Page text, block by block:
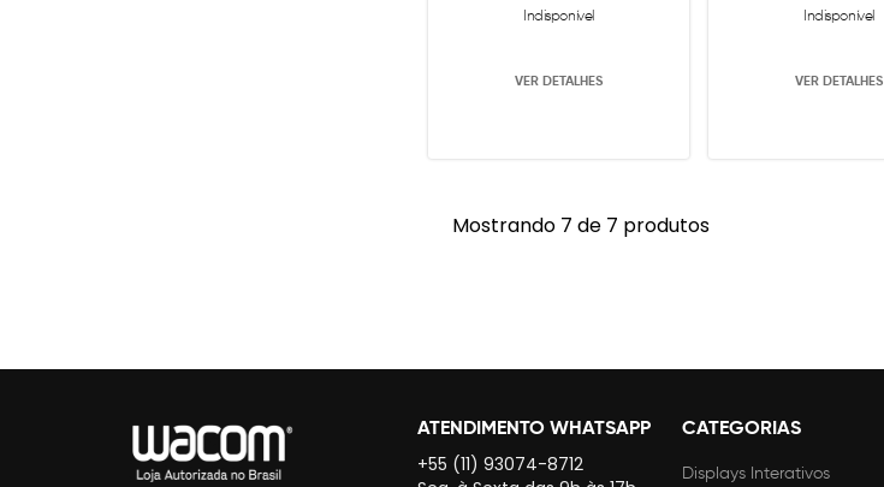
Indisponível
VER DETALHES
Indisponível
VER DETALHES
Mostrando 7 de 7 produtos
ATENDIMENTO WHATSAPP
+55 (11) 93074-8712
CATEGORIAS
Displays Interativos